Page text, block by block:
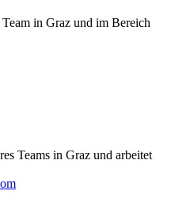
in Graz und im Bereich
Teams in Graz und arbeitet